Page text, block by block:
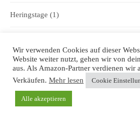
Heringstage (1)
Hörprobe (5)
Wir verwenden Cookies auf dieser
Website weiter nutzt, gehen wir von
aus. Als Amazon-Partner verdienen wir
Verkäufen. Mehr lesen Cookie
Alle akzeptieren